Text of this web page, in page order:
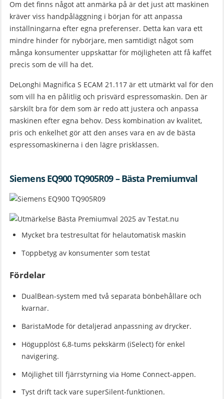
Om det finns något att anmärka på är det just att maskinen
kräver viss handpåläggning i början för att anpassa
inställningarna efter egna preferenser. Detta kan vara ett
mindre hinder för nybörjare, men samtidigt något som
många konsumenter uppskattar för möjligheten att få kaffet
precis som de vill ha det.
DeLonghi Magnifica S ECAM 21.117 är ett utmärkt val för den
som vill ha en pålitlig och prisvärd espressomaskin. Den är
särskilt bra för dem som är redo att justera och anpassa
maskinen efter egna behov. Dess kombination av kvalitet,
pris och enkelhet gör att den anses vara en av de bästa
espressomaskinerna i den lägre prisklassen.
Siemens EQ900 TQ905R09 – Bästa Premiumval
Mycket bra testresultat för helautomatisk maskin
Toppbetyg av konsumenter som testat
Fördelar
DualBean-system med två separata bönbehållare och
kvarnar.
BaristaMode för detaljerad anpassning av drycker.
Högupplöst 6,8-tums pekskärm (iSelect) för enkel
navigering.
Möjlighet till fjärrstyrning via Home Connect-appen.
Tyst drift tack vare superSilent-funktionen.